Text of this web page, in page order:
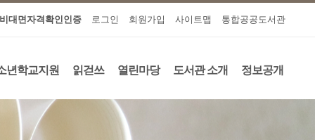
비대면자격확인인증 로그인 회원가입 사이트맵 통합공공도서관
년학교지원 읽걷쓰 열린마당 도서관 소개 정보공개